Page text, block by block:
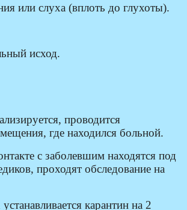
или слуха (вплоть до глухоты).
исход.
проводится
где находился больной.
с заболевшим находятся под
проходят обследование на
карантин на 2